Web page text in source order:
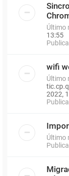
Último
13:55
wifi
Último
2022,
Último